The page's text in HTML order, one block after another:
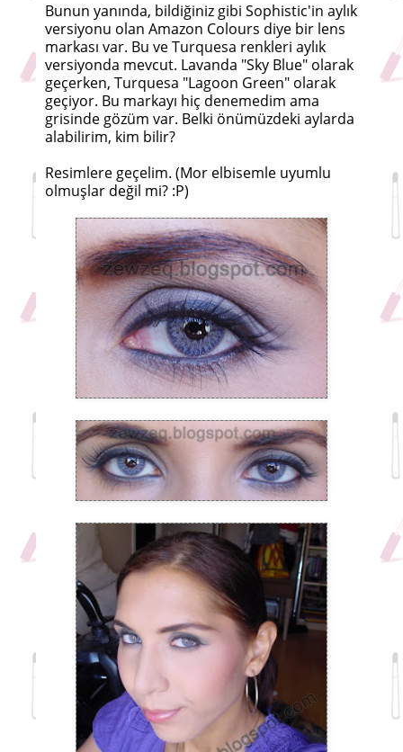
Bunun yanında, bildiğiniz gibi Sophistic'in aylık
versiyonu olan Amazon Colours diye bir lens
markası var. Bu ve Turquesa renkleri aylık
versiyonda mevcut. Lavanda "Sky Blue" olarak
geçerken, Turquesa "Lagoon Green" olarak
geçiyor. Bu markayı hiç denemedim ama
grisinde gözüm var. Belki önümüzdeki aylarda
alabilirim, kim bilir?
Resimlere geçelim. (Mor elbisemle uyumlu
olmuşlar değil mi? :P)